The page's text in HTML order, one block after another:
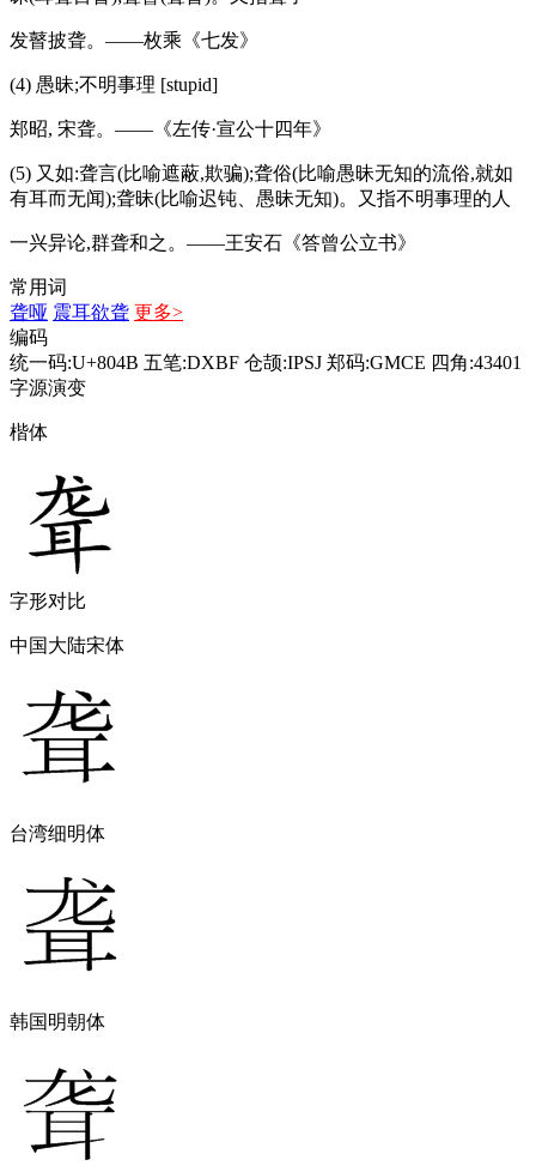
发瞽披聋。——枚乘《七发》
(4) 愚昧;不明事理 [stupid]
郑昭, 宋聋。——《左传·宣公十四年》
(5) 又如:聋言(比喻遮蔽,欺骗);聋俗(比喻愚昧无知的流俗,就如
有耳而无闻);聋昧(比喻迟钝、愚昧无知)。又指不明事理的人
一兴异论,群聋和之。——王安石《答曾公立书》
常用词
聋哑 震耳欲聋 更多>
编码
统一码:U+804B 五笔:DXBF 仓颉:IPSJ 郑码:GMCE 四角:43401
字源演变
楷体
字形对比
中国大陆宋体
台湾细明体
韩国明朝体